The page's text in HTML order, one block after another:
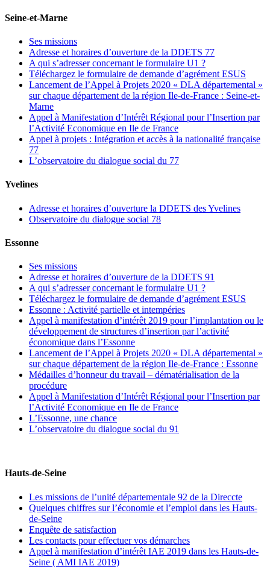
Seine-et-Marne
Ses missions
Adresse et horaires d’ouverture de la DDETS 77
A qui s’adresser concernant le formulaire U1 ?
Téléchargez le formulaire de demande d’agrément ESUS
Lancement de l’Appel à Projets 2020 « DLA départemental »
sur chaque département de la région Ile-de-France : Seine-et-
Marne
Appel à Manifestation d’Intérêt Régional pour l’Insertion par
l’Activité Economique en Ile de France
Appel à projets : Intégration et accès à la nationalité française
77
L’observatoire du dialogue social du 77
Yvelines
Adresse et horaires d’ouverture la DDETS des Yvelines
Observatoire du dialogue social 78
Essonne
Ses missions
Adresse et horaires d’ouverture de la DDETS 91
A qui s’adresser concernant le formulaire U1 ?
Téléchargez le formulaire de demande d’agrément ESUS
Essonne : Activité partielle et intempéries
Appel à manifestation d’intérêt 2019 pour l’implantation ou le
développement de structures d’insertion par l’activité
économique dans l’Essonne
Lancement de l’Appel à Projets 2020 « DLA départemental »
sur chaque département de la région Ile-de-France : Essonne
Médailles d’honneur du travail – dématérialisation de la
procédure
Appel à Manifestation d’Intérêt Régional pour l’Insertion par
l’Activité Economique en Ile de France
L’Essonne, une chance
L’observatoire du dialogue social du 91
Hauts-de-Seine
Les missions de l’unité départementale 92 de la Direccte
Quelques chiffres sur l’économie et l’emploi dans les Hauts-
de-Seine
Enquête de satisfaction
Les contacts pour effectuer vos démarches
Appel à manifestation d’intérêt IAE 2019 dans les Hauts-de-
Seine ( AMI IAE 2019)